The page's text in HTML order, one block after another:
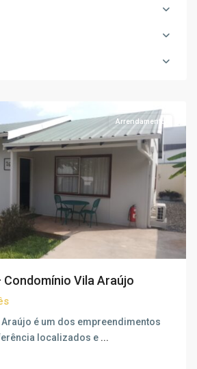
Arrendamento
Condomínio Vila Araújo
é um dos empreendimentos
localizados e ...